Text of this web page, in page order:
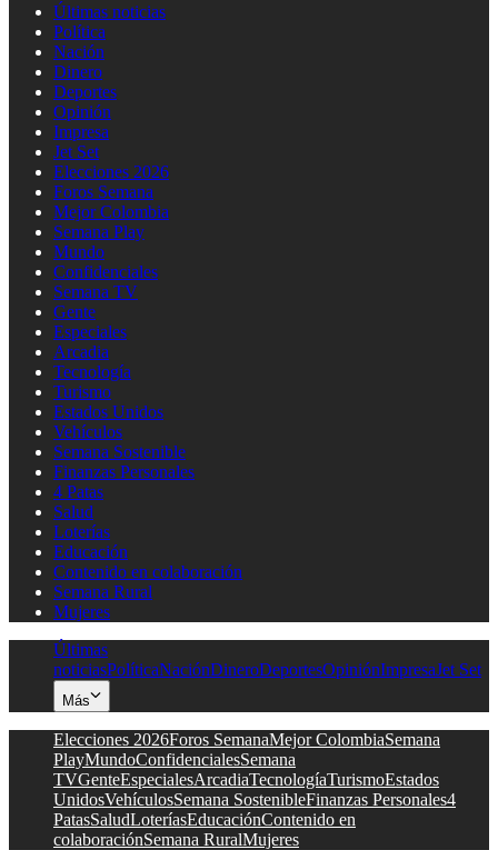
Últimas noticias
Política
Nación
Dinero
Deportes
Opinión
Impresa
Jet Set
Elecciones 2026
Foros Semana
Mejor Colombia
Semana Play
Mundo
Confidenciales
Semana TV
Gente
Especiales
Arcadia
Tecnología
Turismo
Estados Unidos
Vehículos
Semana Sostenible
Finanzas Personales
4 Patas
Salud
Loterías
Educación
Contenido en colaboración
Semana Rural
Mujeres
Últimas
noticiasPolíticaNaciónDineroDeportesOpiniónImpresaJet Set
Más
Elecciones 2026Foros SemanaMejor ColombiaSemana
PlayMundoConfidencialesSemana
TVGenteEspecialesArcadiaTecnologíaTurismoEstados
UnidosVehículosSemana SostenibleFinanzas Personales4
PatasSaludLoteríasEducaciónContenido en
colaboraciónSemana RuralMujeres